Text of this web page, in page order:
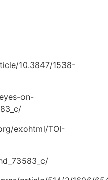
10.3847/1538-
on-
exohtml/TOI-